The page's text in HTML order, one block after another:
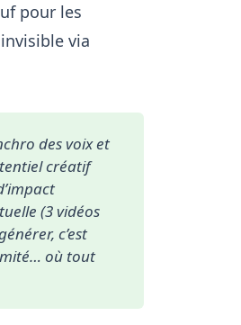
pour les
via
des voix et
créatif
(3 vidéos
c’est
où tout